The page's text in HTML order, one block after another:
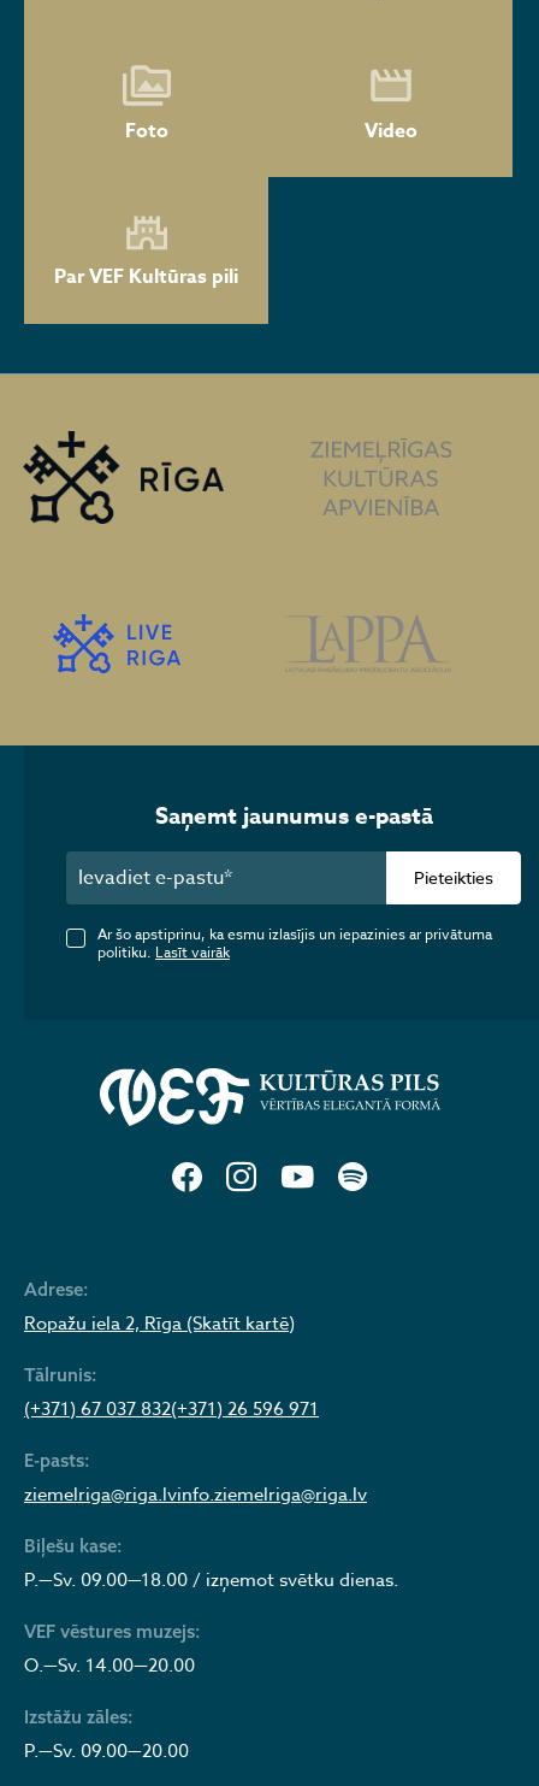
Foto Video
Par VEF Kultūras pili
Adrese:
Ropažu iela 2, Rīga (Skatīt kartē)
Tālrunis:
(+371) 67 037 832(+371) 26 596 971
E-pasts:
ziemelriga@riga.lvinfo.ziemelriga@riga.lv
Biļešu kase:
P.—Sv. 09.00—18.00 / izņemot svētku dienas.
VEF vēstures muzejs:
O.—Sv. 14.00—20.00
Izstāžu zāles:
P.—Sv. 09.00—20.00
Saņemt jaunumus e-pastā
Pieteikties
Ar šo apstiprinu, ka esmu izlasījis un iepazinies ar privātuma
politiku. Lasīt vairāk